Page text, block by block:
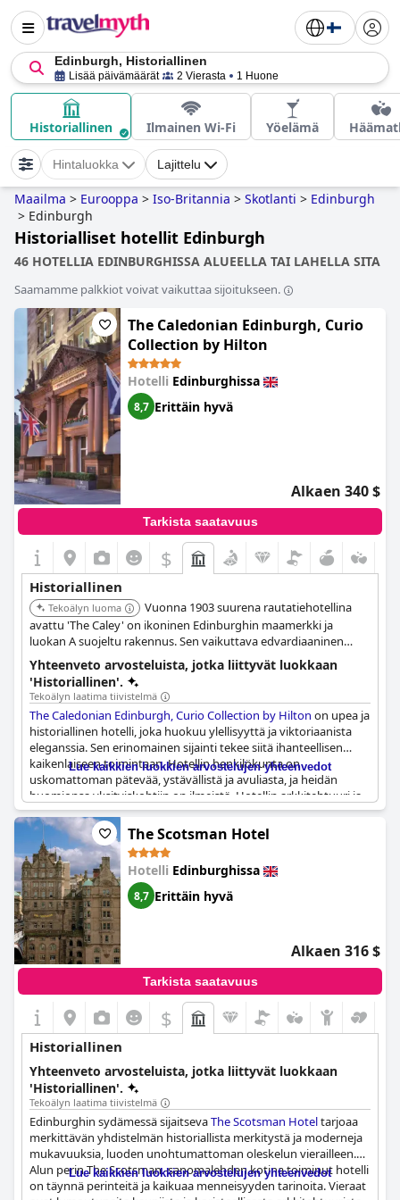
Edinburgh, Historiallinen
Lisää päivämäärät 2 Vierasta 1 Huone
Historiallinen Ilmainen Wi-Fi Yöelämä
Hintaluokka Lajittelu
Maailma > Eurooppa > Iso-Britannia > Skotlanti > Edinburgh
> Edinburgh
Historialliset hotellit Edinburgh
46 HOTELLIA EDINBURGHISSA ALUEELLA TAI LAHELLA SITA
Saamamme palkkiot voivat vaikuttaa sijoitukseen.
The Caledonian Edinburgh, Curio
Collection by Hilton
Hotelli Edinburghissa
8,7 Erittäin hyvä
Alkaen 340 $
Tarkista saatavuus
$
Historiallinen
Tekoälyn luoma
Vuonna 1903 suurena rautatiehotellina
avattu 'The Caley' on ikoninen Edinburghin maamerkki ja
luokan A suojeltu rakennus. Sen vaikuttava edvardiaaninen
barokkiarkkitehtuuri ja historiallinen yhteys entiseen Princes
Streetin asemaan korostavat sen rikasta perintöä.
Yhteenveto arvosteluista, jotka liittyvät luokkaan
'Historiallinen'.
Tekoälyn laatima tiivistelmä
The Caledonian Edinburgh, Curio Collection by Hilton on upea ja
historiallinen hotelli, joka huokuu ylellisyyttä ja viktoriaanista
eleganssia. Sen erinomainen sijainti tekee siitä ihanteellisen
kaikenlaiseen toimintaan. Hotellin henkilökunta on
uskomattoman pätevää, ystävällistä ja avuliasta, ja heidän
huomionsa yksityiskohtiin on ilmeistä. Hotellin arkkitehtuuri ja
sisustus ovat täynnä historiaa, ja siellä on kauniita vanhoja
rakennuksia ja upeat näkymät linnaan. Vieraat pääsevät
nauttimaan ylellisistä ja rakkaudella sisustetuista huoneista
rautatietyyliin, täydennettynä korkealaatuisilla kylpytuotteilla. Ei
ole ihme, että vieraat palaavat kerta toisensa jälkeen, sillä The
Caledonian tarjoaa unohtumattoman kokemuksen kauniissa ja
historiallisessa ympäristössä.
Lue kaikkien luokkien arvostelujen yhteenvedot
The Scotsman Hotel
Hotelli Edinburghissa
8,7 Erittäin hyvä
Alkaen 316 $
Tarkista saatavuus
$
Historiallinen
Yhteenveto arvosteluista, jotka liittyvät luokkaan
'Historiallinen'.
Tekoälyn laatima tiivistelmä
Edinburghin sydämessä sijaitsevaThe Scotsman Hoteltarjoaa
merkittävän yhdistelmän historiallista merkitystä ja moderneja
mukavuuksia, luoden unohtumattoman oleskelun vierailleen.
Alun perin The Scotsman -sanomalehden kotina toiminut hotelli
on täynnä perinteitä ja kaikuaa menneisyyden tarinoita. Vieraat
Lue kaikkien luokkien arvostelujen yhteenvedot